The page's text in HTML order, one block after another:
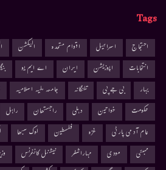
Tags
احتجاج اسرائیل اقوام متحدہ الیکشن
انتخابات
اپوزیشن ایران اے ایم یو
بہار
بی جے پی تلنگانہ جامعہ ملیہ اسلامیہ
حکومت
خواتین دہلی راجستھان راہل
عام آدمی پارٹی
غزہ فلسطین لوک سبھا
ممبئی
مودی مہاراشٹر نیشنل کانفرنس